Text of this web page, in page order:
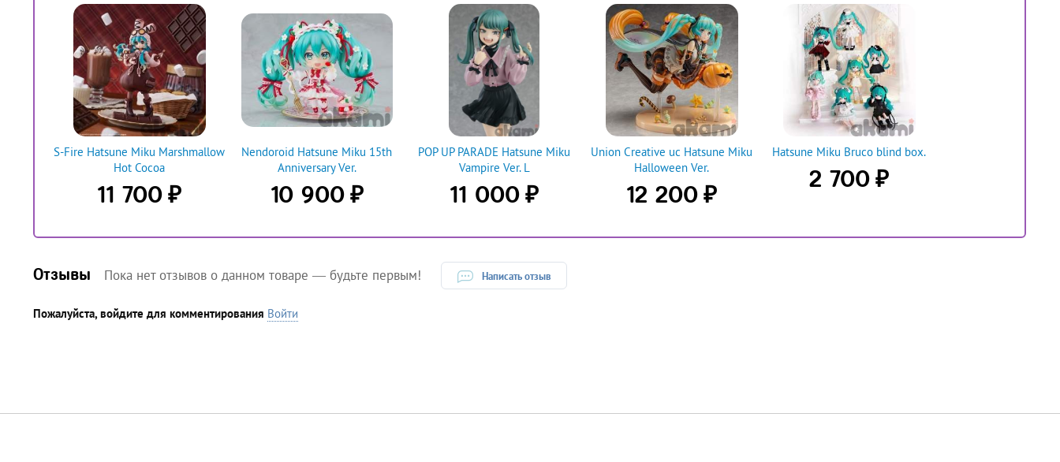
S-Fire Hatsune Miku Marshmallow
Hot Cocoa
11 700 ₽
Nendoroid Hatsune Miku 15th
Anniversary Ver.
10 900 ₽
POP UP PARADE Hatsune Miku
Vampire Ver. L
11 000 ₽
Union Creative uc Hatsune Miku
Halloween Ver.
12 200 ₽
Hatsune Miku Bruco blind box.
2 700 ₽
Отзывы Пока нет отзывов о данном товаре — будьте первым! Написать отзыв
Пожалуйста, войдите для комментирования Войти